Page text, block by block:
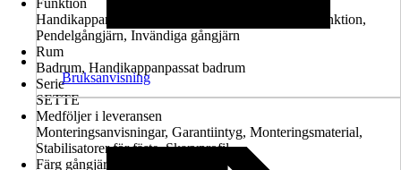
Funktion
Handikappanpassad montering möjlig, Lyft-sänk-funktion,
Pendelgångjärn, Invändiga gångjärn
Rum
Badrum, Handikappanpassat badrum
Serie
SETTE
Medföljer i leveransen
Monteringsanvisningar, Garantiintyg, Monteringsmaterial,
Stabilisatorer för fäste, Skarvprofil
Färg gångjärn
Bruksanvisning